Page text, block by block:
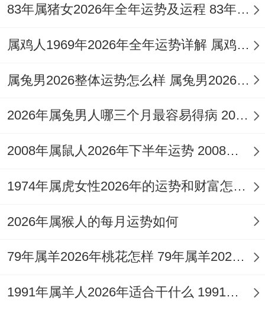
支，财物损失、投资失利或借贷纠纷，「驿
马」星与冲太岁同宫，代表着动象加剧，出
著增多，虽劳碌，但也可能暗藏异地机遇。
面对这样的流年属鼠人应秉持怎样的核心心
核心心态应是「以稳应变。以柔克刚」，切
忌在变局中意气用事，做出冲动的重大决
外界变化保持敏锐观察，对内则修心养性，
提升抗压技能 ，不妨佩戴专属护身吉祥物，
「牛」（子丑相合）的合与之力与黑曜石的
83年属猪女2026年全年运势及运程 83年属猪女2026年运势及每月运势
属鸡人1969年2026年全年运势详解 属鸡人1969年出生的职业选择
属兔男2026整体运势怎么样 属兔男2026年婚姻
2026年属兔男人哪三个月最容易得病 2026年属兔男全年运势如何
2008年属鼠人2026年下半年运势 2008年属鼠人2026年运势及运程
1974年属虎女性2026年的运势和财富怎样呢 1974年属虎女最佳婚配
2026年属猴人的每月运势如何
79年属羊2026年桃花怎样 79年属羊2026年桃花运怎么样
1991年属羊人2026年适合干什么 1991年属羊人最难熬年龄